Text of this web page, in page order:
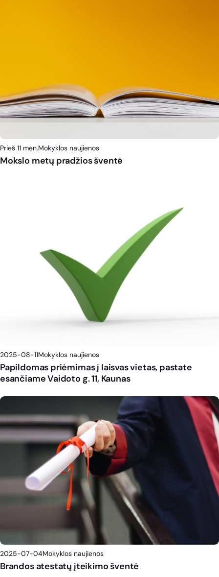
Prieš 11 mėn.Mokyklos naujienos
Mokslo metų pradžios šventė
2025-08-11Mokyklos naujienos
Papildomas priėmimas į laisvas vietas, pastate
esančiame Vaidoto g. 11, Kaunas
2025-07-04Mokyklos naujienos
Brandos atestatų įteikimo šventė